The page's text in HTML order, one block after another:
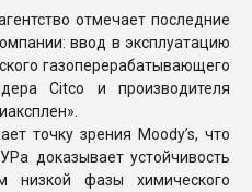
отмечает последние
ввод в эксплуатацию
газоперерабатывающего
Citco и производителя
точку зрения Moody’s, что
доказывает устойчивость
низкой фазы химического